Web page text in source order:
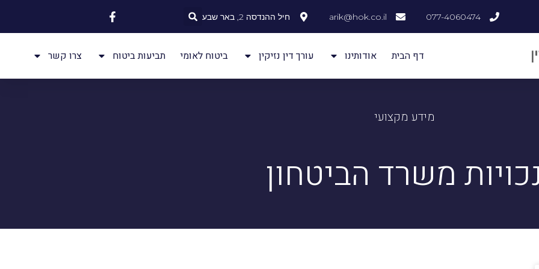
077-4060474
arik@hok.co.il חיל ההנדסה 2, באר שבע
דף הבית אודותינו עורך דין נזיקין ביטוח לאומי תביעות ביטוח צרו קשר
מידע מקצועי
משרד הביטחון